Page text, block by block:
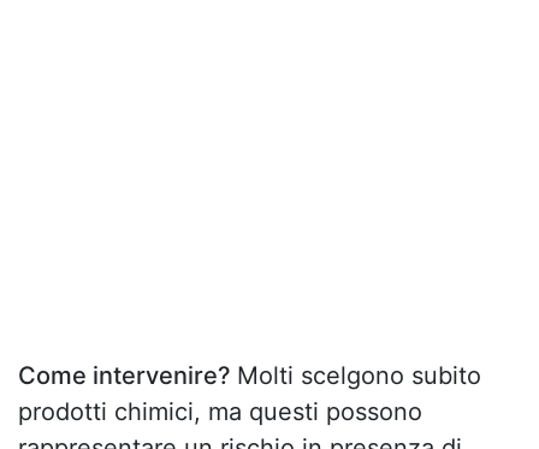
Come intervenire? Molti scelgono subito
prodotti chimici, ma questi possono